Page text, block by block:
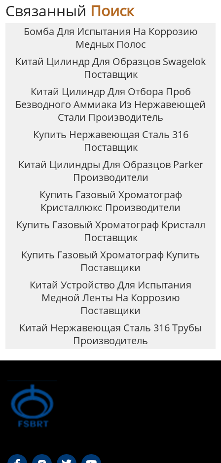
Связанный Поиск
Бомба Для Испытания На Коррозию
Медных Полос
Китай Цилиндр Для Образцов Swagelok
Поставщик
Китай Цилиндр Для Отбора Проб
Безводного Аммиака Из Нержавеющей
Стали Производитель
Купить Нержавеющая Сталь 316
Поставщик
Китай Цилиндры Для Образцов Parker
Производители
Купить Газовый Хроматограф
Кристаллюкс Производители
Купить Газовый Хроматограф Кристалл
Поставщик
Купить Газовый Хроматограф Купить
Поставщики
Китай Устройство Для Испытания
Медной Ленты На Коррозию
Поставщики
Китай Нержавеющая Сталь 316 Трубы
Производитель